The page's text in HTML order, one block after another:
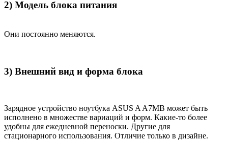
2) Модель блока питания
Они постоянно меняются.
3) Внешний вид и форма блока
Зарядное устройство ноутбука ASUS A A7MB может быть
исполнено в множестве вариаций и форм. Какие-то более
удобны для ежедневной переноски. Другие для
стационарного использования. Отличие только в дизайне.